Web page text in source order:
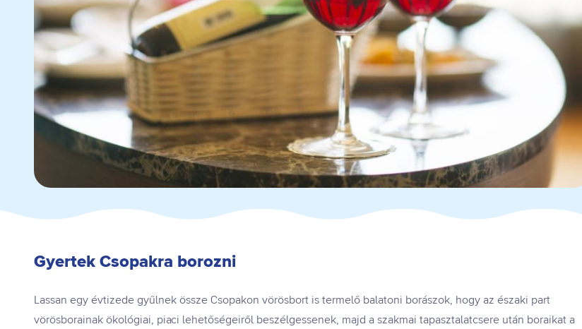
Gyertek Csopakra borozni
Lassan egy évtizede gyűlnek össze Csopakon vörösbort is termelő balatoni borászok, hogy az északi part
vörösborainak ökológiai, piaci lehetőségeiről beszélgessenek, majd a szakmai tapasztalatcsere után boraikat a